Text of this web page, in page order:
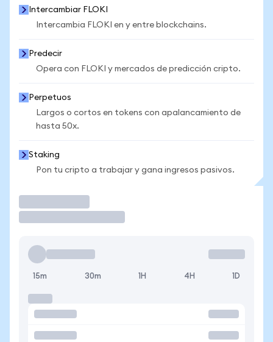
Intercambiar FLOKI
Intercambia FLOKI en y entre blockchains.
Predecir
Opera con FLOKI y mercados de predicción cripto.
Perpetuos
Largos o cortos en tokens con apalancamiento de
hasta 50x.
Staking
Pon tu cripto a trabajar y gana ingresos pasivos.
15m 30m 1H 4H 1D